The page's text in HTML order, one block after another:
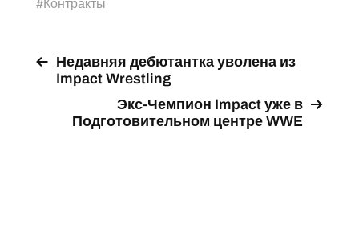
#Контракты
Недавняя дебютантка уволена из
Impact Wrestling
Экс-Чемпион Impact уже в
Подготовительном центре WWE